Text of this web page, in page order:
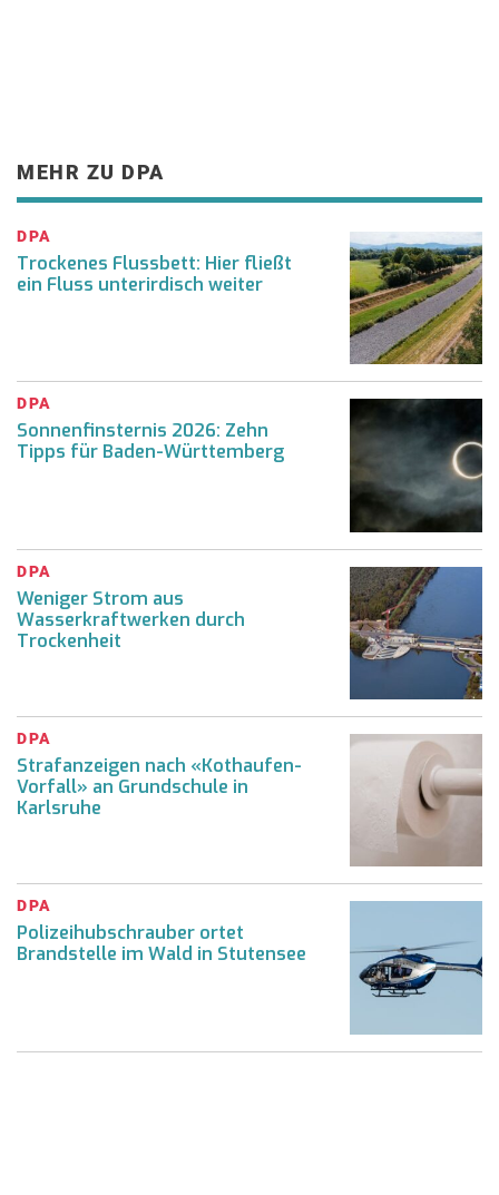
MEHR ZU DPA
DPA
Trockenes Flussbett: Hier fließt
ein Fluss unterirdisch weiter
DPA
Sonnenfinsternis 2026: Zehn
Tipps für Baden-Württemberg
DPA
Weniger Strom aus
Wasserkraftwerken durch
Trockenheit
DPA
Strafanzeigen nach «Kothaufen-
Vorfall» an Grundschule in
Karlsruhe
DPA
Polizeihubschrauber ortet
Brandstelle im Wald in Stutensee